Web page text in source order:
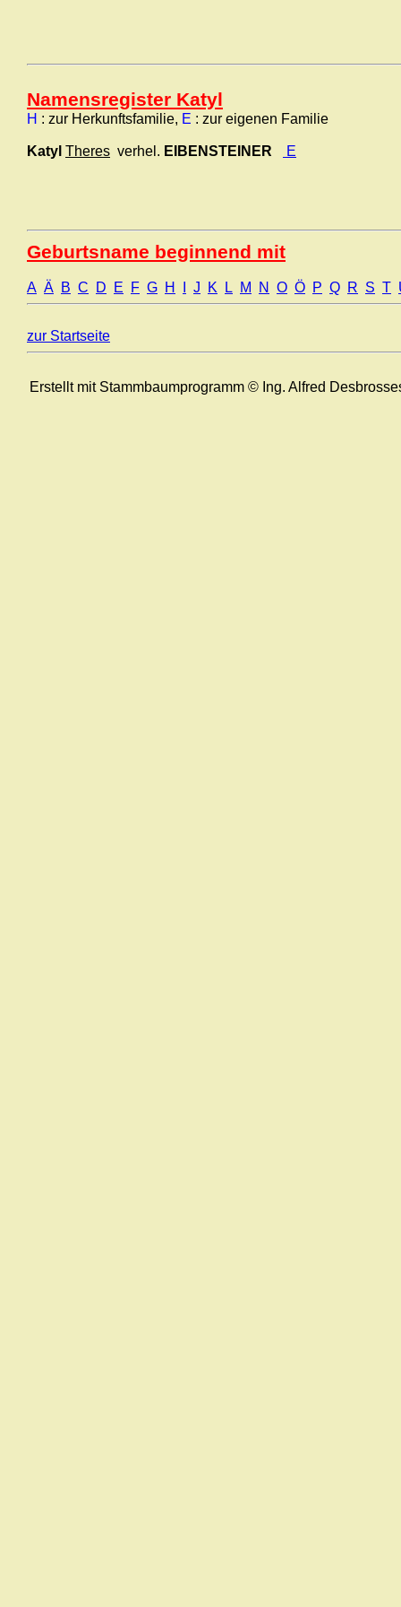
Namensregister Katyl
H : zur Herkunftsfamilie, E : zur eigenen Familie
Katyl Theres verhel. EIBENSTEINER E
Geburtsname beginnend mit
A Ä B C D E F G H J K L M N O Ö P Q R S T
zur Startseite
Erstellt mit Stammbaumprogramm © Ing. Alfred